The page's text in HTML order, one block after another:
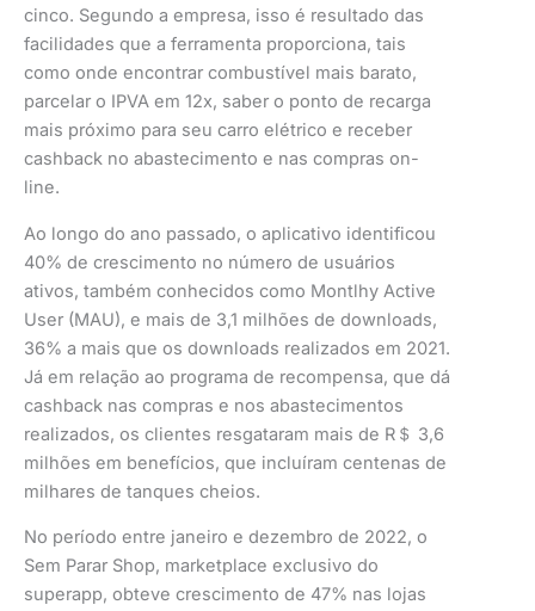
cinco. Segundo a empresa, isso é resultado das
facilidades que a ferramenta proporciona, tais
como onde encontrar combustível mais barato,
parcelar o IPVA em 12x, saber o ponto de recarga
mais próximo para seu carro elétrico e receber
cashback no abastecimento e nas compras on-
line.
Ao longo do ano passado, o aplicativo identificou
40% de crescimento no número de usuários
ativos, também conhecidos como Montlhy Active
User (MAU), e mais de 3,1 milhões de downloads,
36% a mais que os downloads realizados em 2021.
Já em relação ao programa de recompensa, que dá
cashback nas compras e nos abastecimentos
realizados, os clientes resgataram mais de R＄ 3,6
milhões em benefícios, que incluíram centenas de
milhares de tanques cheios.
No período entre janeiro e dezembro de 2022, o
Sem Parar Shop, marketplace exclusivo do
superapp, obteve crescimento de 47% nas lojas